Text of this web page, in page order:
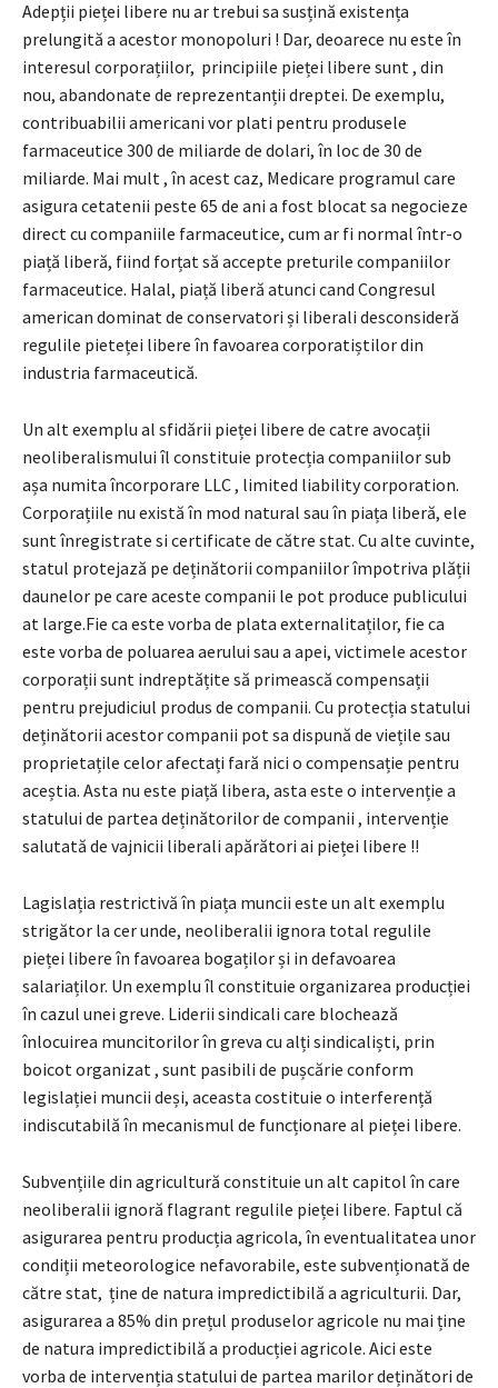
Adepții pieței libere nu ar trebui sa susțină existența
prelungită a acestor monopoluri ! Dar, deoarece nu este în
interesul corporațiilor, principiile pieței libere sunt , din
nou, abandonate de reprezentanții dreptei. De exemplu,
contribuabilii americani vor plati pentru produsele
farmaceutice 300 de miliarde de dolari, în loc de 30 de
miliarde. Mai mult , în acest caz, Medicare programul care
asigura cetatenii peste 65 de ani a fost blocat sa negocieze
direct cu companiile farmaceutice, cum ar fi normal într-o
piață liberă, fiind forțat să accepte preturile companiilor
farmaceutice. Halal, piață liberă atunci cand Congresul
american dominat de conservatori și liberali desconsideră
regulile pieteței libere în favoarea corporatiștilor din
industria farmaceutică.
Un alt exemplu al sfidării pieței libere de catre avocații
neoliberalismului îl constituie protecția companiilor sub
așa numita încorporare LLC , limited liability corporation.
Corporațiile nu există în mod natural sau în piața liberă, ele
sunt înregistrate si certificate de către stat. Cu alte cuvinte,
statul protejază pe deținătorii companiilor împotriva plății
daunelor pe care aceste companii le pot produce publicului
at large.Fie ca este vorba de plata externalitaților, fie ca
este vorba de poluarea aerului sau a apei, victimele acestor
corporații sunt indreptățite să primească compensații
pentru prejudiciul produs de companii. Cu protecția statului
deținătorii acestor companii pot sa dispună de viețile sau
proprietațile celor afectați fară nici o compensație pentru
aceștia. Asta nu este piață libera, asta este o intervenție a
statului de partea deținătorilor de companii , intervenție
salutată de vajnicii liberali apărători ai pieței libere !!
Lagislația restrictivă în piața muncii este un alt exemplu
strigător la cer unde, neoliberalii ignora total regulile
pieței libere în favoarea bogaților și in defavoarea
salariaților. Un exemplu îl constituie organizarea producției
în cazul unei greve. Liderii sindicali care blochează
înlocuirea muncitorilor în greva cu alți sindicaliști, prin
boicot organizat , sunt pasibili de pușcărie conform
legislației muncii deși, aceasta costituie o interferență
indiscutabilă în mecanismul de funcționare al pieței libere.
Subvențiile din agricultură constituie un alt capitol în care
neoliberalii ignoră flagrant regulile pieței libere. Faptul că
asigurarea pentru producția agricola, în eventualitatea unor
condiții meteorologice nefavorabile, este subvenționată de
către stat, ține de natura impredictibilă a agriculturii. Dar,
asigurarea a 85% din prețul produselor agricole nu mai ține
de natura impredictibilă a producției agricole. Aici este
vorba de intervenția statului de partea marilor deținători de